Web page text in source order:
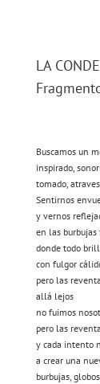
LA
Buscamos un
inspirado,
tomado,
Sentirnos
y vernos
en las burbujas
donde todo
con fulgor
pero las
allá lejos
no fuimos
pero las
y cada intento
a crear una
burbujas,